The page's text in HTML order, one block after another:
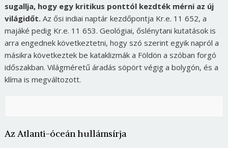
sugallja, hogy egy kritikus ponttól kezdték mérni az új
világidőt.Az ősi indiai naptár kezdőpontja Kr.e. 11 652, a
majáké pedig Kr.e. 11 653. Geológiai, őslénytani kutatások is
arra engednek következtetni, hogy szó szerint egyik napról a
másikra következtek be kataklizmák a Földön a szóban forgó
időszakban. Világméretű áradás söpört végig a bolygón, és a
klíma is megváltozott.
Az Atlanti-óceán hullámsírja